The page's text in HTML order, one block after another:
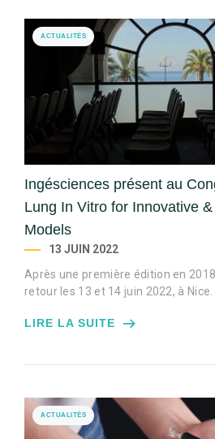
ACTUALITÉS
Ingésciences présent au
Lung In Vitro for Innovative
Models
13 JUIN 2022
Après une première édition en
retour les 13 et 14 juin 2022, à
LIRE LA SUITE
ACTUALITÉS